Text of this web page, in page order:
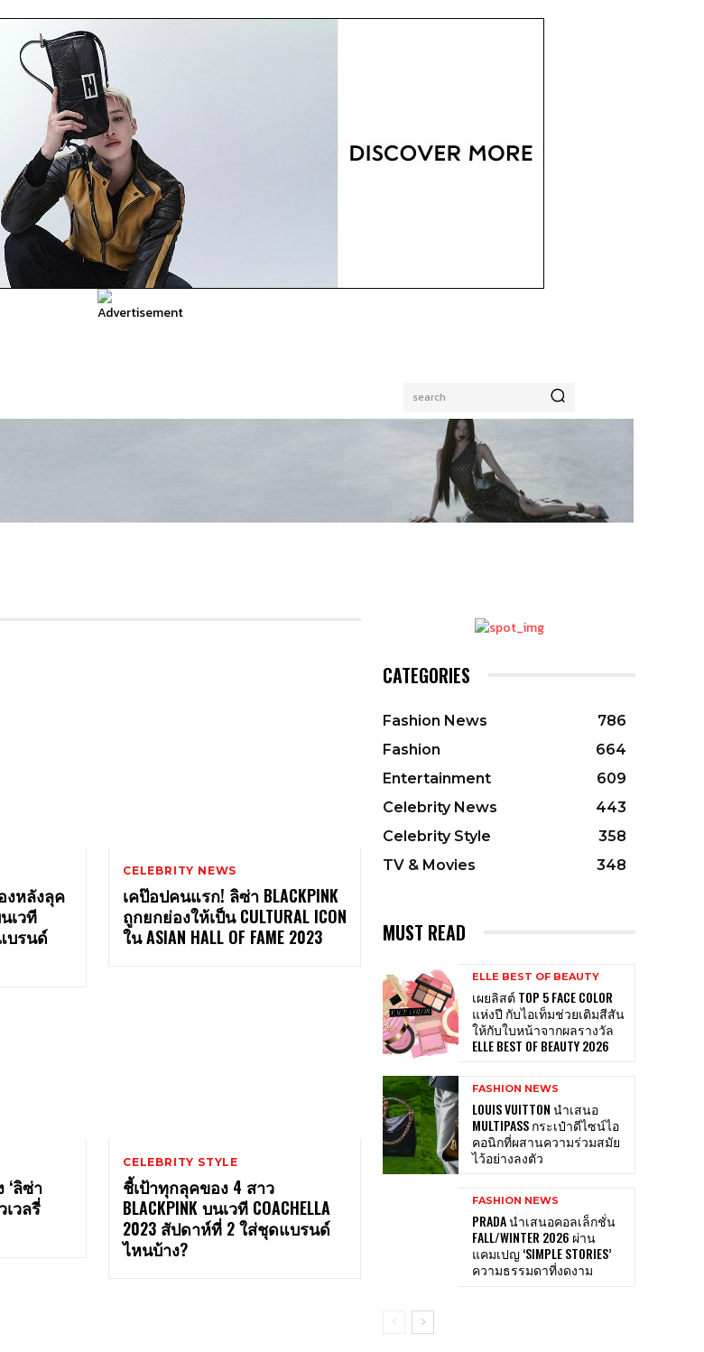
search
งหลังลุค
เวที
บรนด์
CELEBRITY NEWS
เคป๊อปคนแรก! ลิซ่า BLACKPINK
ถูกยกย่องให้เป็น CULTURAL ICON
ใน ASIAN HALL OF FAME 2023
ลิซ่า
เวลรี่
CELEBRITY STYLE
ชี้เป้าทุกลุคของ 4 สาว
BLACKPINK บนเวที COACHELLA
2023 สัปดาห์ที่ 2 ใส่ชุดแบรนด์
ไหนบ้าง?
CATEGORIES
Fashion News
786
Fashion
664
Entertainment
609
Celebrity News
443
Celebrity Style
358
TV & Movies
348
MUST READ
ELLE BEST OF BEAUTY
เผยลิสต์ TOP 5 FACE COLOR
แห่งปี กับไอเท็มช่วยเติมสีสัน
ให้กับใบหน้าจากผลรางวัล
ELLE BEST OF BEAUTY 2026
FASHION NEWS
LOUIS VUITTON นำเสนอ
MULTIPASS กระเป๋าดีไซน์ไอ
คอนิกที่ผสานความร่วมสมัย
ไว้อย่างลงตัว
FASHION NEWS
PRADA นำเสนอคอลเล็กชั่น
FALL/WINTER 2026 ผ่าน
แคมเปญ ‘SIMPLE STORIES’
ความธรรมดาที่งดงาม